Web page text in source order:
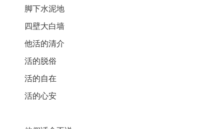
脚下水泥地
四壁大白墙
他活的清介
活的脱俗
活的自在
活的心安